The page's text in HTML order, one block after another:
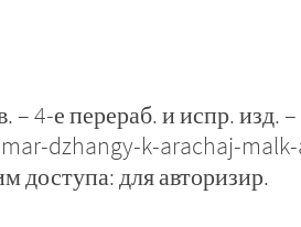
4-е перераб. и испр. изд. –
dzhangy-k-arachaj-
доступа: для авторизир.